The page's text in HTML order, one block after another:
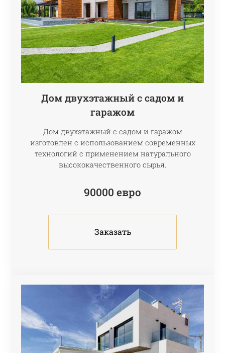
Дом двухэтажный с садом и
гаражом
Дом двухэтажный с садом и гаражом
изготовлен с использованием современных
технологий с применением натурального
высококачественного сырья.
90000 евро
Заказать